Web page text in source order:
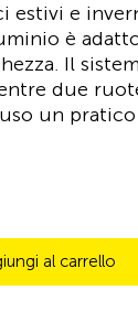
estivi e
è
Il
due
un
al carrello